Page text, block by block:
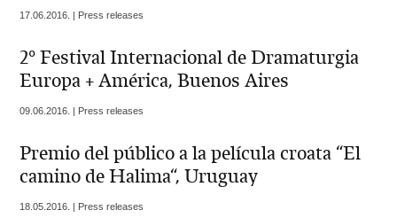
17.06.2016. | Press releases
2° Festival Internacional de Dramaturgia
Europa + América, Buenos Aires
09.06.2016. | Press releases
Premio del público a la película croata “El
camino de Halima“, Uruguay
18.05.2016. | Press releases